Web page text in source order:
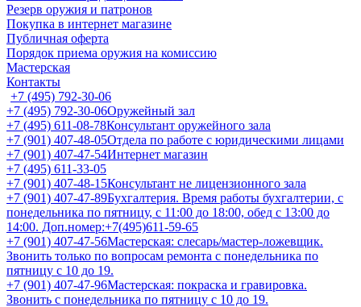
Резерв оружия и патронов
Покупка в интернет магазине
Публичная оферта
Порядок приема оружия на комиссию
Мастерская
Контакты
+7 (495) 792-30-06
+7 (495) 792-30-06Оружейный зал
+7 (495) 611-08-78Консультант оружейного зала
+7 (901) 407-48-05Отдела по работе с юридическими лицами
+7 (901) 407-47-54Интернет магазин
+7 (495) 611-33-05
+7 (901) 407-48-15Консультант не лицензионного зала
+7 (901) 407-47-89Бухгалтерия. Время работы бухгалтерии, с
понедельника по пятницу, с 11:00 до 18:00, обед с 13:00 до
14:00. Доп.номер:+7(495)611-59-65
+7 (901) 407-47-56Мастерская: слесарь/мастер-ложевщик.
Звонить только по вопросам ремонта с понедельника по
пятницу с 10 до 19.
+7 (901) 407-47-96Мастерская: покраска и гравировка.
Звонить с понедельника по пятницу с 10 до 19.